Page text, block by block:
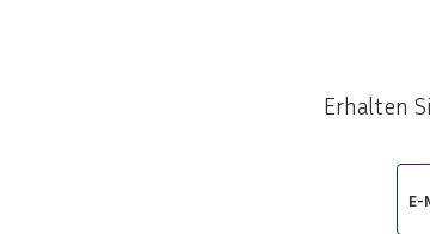
Erhalten
E-